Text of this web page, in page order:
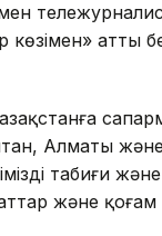
көзімен» атты
Алматы
табиғи
және қоғам